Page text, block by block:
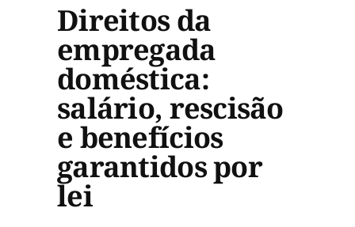
Direitos da
empregada
doméstica:
salário, rescisão
e benefícios
garantidos por
lei